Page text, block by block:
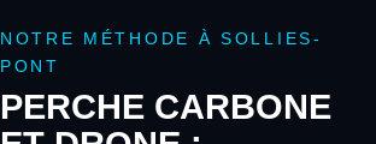
NOTRE MÉTHODE À SOLLIES-
PONT
PERCHE CARBONE